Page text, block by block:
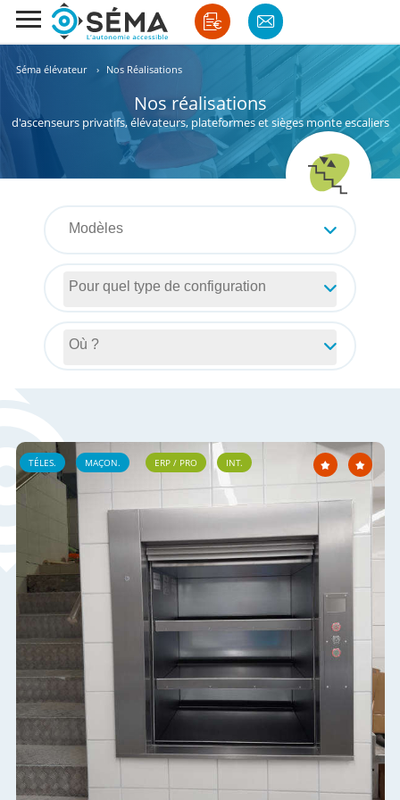
Séma élévateur › Nos Réalisations
Nos réalisations
d'ascenseurs privatifs, élévateurs, plateformes et sièges monte escaliers
TÉLES. MAÇON. ERP / PRO INT.